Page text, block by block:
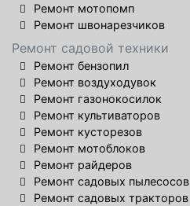
Ремонт мотопомп
Ремонт швонарезчиков
Ремонт садовой техники
Ремонт бензопил
Ремонт воздуходувок
Ремонт газонокосилок
Ремонт культиваторов
Ремонт кусторезов
Ремонт мотоблоков
Ремонт райдеров
Ремонт садовых пылесосов
Ремонт садовых тракторов